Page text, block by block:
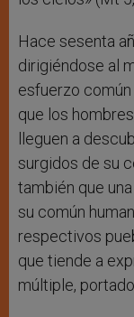
Hace sesenta
dirigiéndose al
esfuerzo común
que los
lleguen a
surgidos de su
también que
su común
respectivos
que tiende a
múltiple,